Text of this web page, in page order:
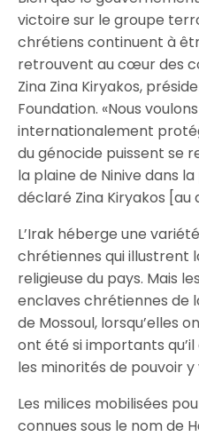
victoire sur le groupe
chrétiens continuent à
retrouvent au cœur des
Zina Zina Kiryakos,
Foundation. «Nous
internationalement
du génocide puissent se
la plaine de Ninive dans
déclaré Zina Kiryakos [au
L’Irak héberge une
chrétiennes qui illustrent
religieuse du pays. Mais
enclaves chrétiennes de
de Mossoul, lorsqu’elles
ont été si importants
les minorités de pouvoir y
Les milices mobilisées
connues sous le nom de